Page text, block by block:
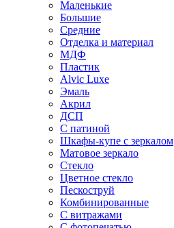
Маленькие
Большие
Средние
Отделка и материал
МДФ
Пластик
Alvic Luxe
Эмаль
Акрил
ДСП
С патиной
Шкафы-купе с зеркалом
Матовое зеркало
Стекло
Цветное стекло
Пескоструй
Комбинированные
С витражами